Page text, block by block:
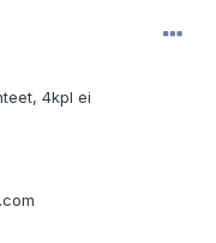
4kpl ei